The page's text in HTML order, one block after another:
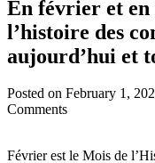
Posted onFebruary 1,
Comments
d’OSSTF/FESSO de